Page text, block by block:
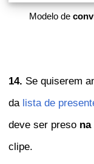
Modelo de
14. Se quiserem
da lista de
deve ser preso
clipe.